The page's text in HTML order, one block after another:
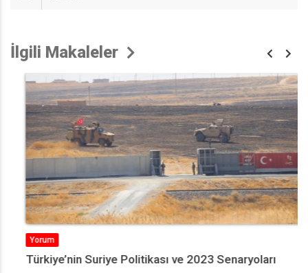
İlgili Makaleler
Yorum
Türkiye’nin Suriye Politikası ve 2023 Senaryoları